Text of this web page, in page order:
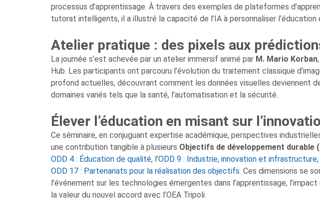
processus d’apprentissage. À travers des exemples de plateformes
tutorat intelligents, il a illustré la capacité de l’IA à personnaliser
Atelier pratique : des pixels aux
La journée s’est achevée par un atelier immersif animé par M. Mario Korban
Hub. Les participants ont parcouru l’évolution du traitement classique
profond actuelles, découvrant comment les données visuelles deviennent
domaines variés tels que la santé, l’automatisation et la sécurité.
Élever l’éducation en misant sur
Ce séminaire, en conjuguant expertise académique, perspectives
une contribution tangible à plusieurs Objectifs de développement durable
ODD 4 : Éducation de qualité, l’ODD 9 : Industrie, innovation et infrastructure
ODD 17 : Partenariats pour la réalisation des objectifs. Ces dimensions se
l’événement sur les technologies émergentes dans l’apprentissage,
la valeur du nouvel accord avec l’OEA Tripoli.